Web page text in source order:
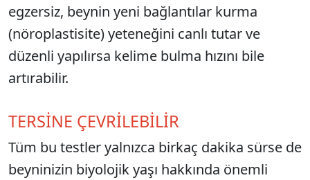
egzersiz, beynin yeni bağlantılar kurma
(nöroplastisite) yeteneğini canlı tutar ve
düzenli yapılırsa kelime bulma hızını bile
artırabilir.
TERSİNE ÇEVRİLEBİLİR
Tüm bu testler yalnızca birkaç dakika sürse de
beyninizin biyolojik yaşı hakkında önemli